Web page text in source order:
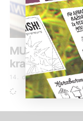
MUP: 12
krađa i
14. decembar 2018.